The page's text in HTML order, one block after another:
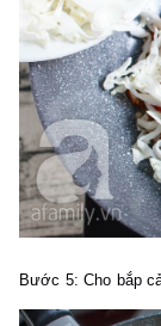
Bước 5:Cho bắp